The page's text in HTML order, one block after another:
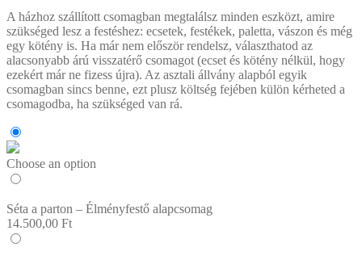
A házhoz szállított csomagban megtalálsz minden eszközt, amire
szükséged lesz a festéshez: ecsetek, festékek, paletta, vászon és még
egy kötény is. Ha már nem először rendelsz, választhatod az
alacsonyabb árú visszatérő csomagot (ecset és kötény nélkül, hogy
ezekért már ne fizess újra). Az asztali állvány alapból egyik
csomagban sincs benne, ezt plusz költség fejében külön kérheted a
csomagodba, ha szükséged van rá.
Choose an option
Séta a parton – Élményfestő alapcsomag
14.500,00 Ft